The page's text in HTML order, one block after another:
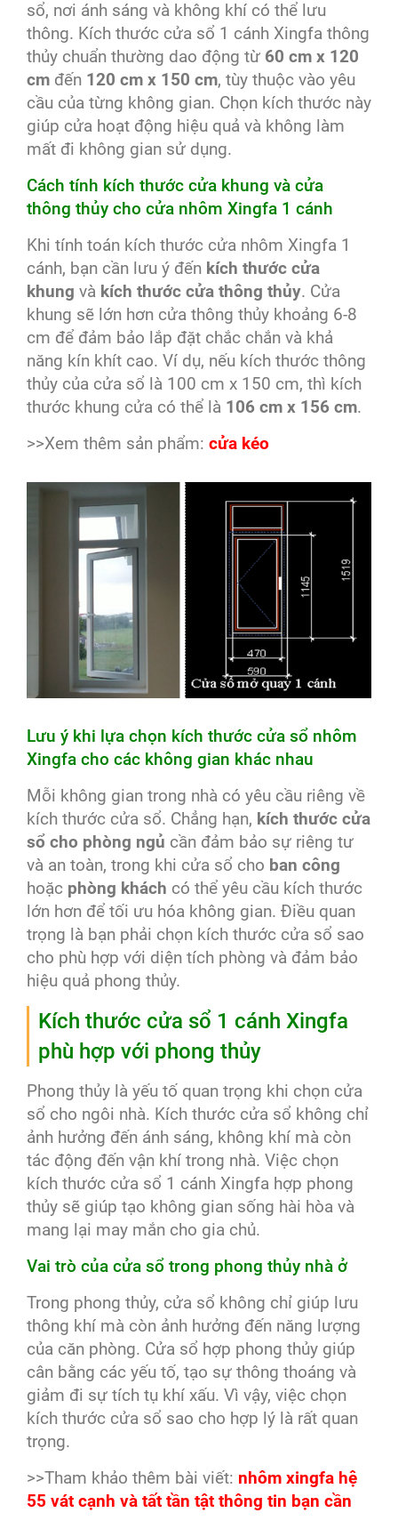
sổ, nơi ánh sáng và không khí có thể lưu
thông. Kích thước cửa sổ 1 cánh Xingfa thông
thủy chuẩn thường dao động từ 60 cm x 120
cm đến 120 cm x 150 cm, tùy thuộc vào yêu
cầu của từng không gian. Chọn kích thước này
giúp cửa hoạt động hiệu quả và không làm
mất đi không gian sử dụng.
Cách tính kích thước cửa khung và cửa
thông thủy cho cửa nhôm Xingfa 1 cánh
Khi tính toán kích thước cửa nhôm Xingfa 1
cánh, bạn cần lưu ý đến kích thước cửa
khung và kích thước cửa thông thủy. Cửa
khung sẽ lớn hơn cửa thông thủy khoảng 6-8
cm để đảm bảo lắp đặt chắc chắn và khả
năng kín khít cao. Ví dụ, nếu kích thước thông
thủy của cửa sổ là 100 cm x 150 cm, thì kích
thước khung cửa có thể là 106 cm x 156 cm.
>>Xem thêm sản phẩm: cửa kéo
Lưu ý khi lựa chọn kích thước cửa sổ nhôm
Xingfa cho các không gian khác nhau
Mỗi không gian trong nhà có yêu cầu riêng về
kích thước cửa sổ. Chẳng hạn, kích thước cửa
sổ cho phòng ngủ cần đảm bảo sự riêng tư
và an toàn, trong khi cửa sổ cho ban công
hoặc phòng khách có thể yêu cầu kích thước
lớn hơn để tối ưu hóa không gian. Điều quan
trọng là bạn phải chọn kích thước cửa sổ sao
cho phù hợp với diện tích phòng và đảm bảo
hiệu quả phong thủy.
Kích thước cửa sổ 1 cánh Xingfa
phù hợp với phong thủy
Phong thủy là yếu tố quan trọng khi chọn cửa
sổ cho ngôi nhà. Kích thước cửa sổ không chỉ
ảnh hưởng đến ánh sáng, không khí mà còn
tác động đến vận khí trong nhà. Việc chọn
kích thước cửa sổ 1 cánh Xingfa hợp phong
thủy sẽ giúp tạo không gian sống hài hòa và
mang lại may mắn cho gia chủ.
Vai trò của cửa sổ trong phong thủy nhà ở
Trong phong thủy, cửa sổ không chỉ giúp lưu
thông khí mà còn ảnh hưởng đến năng lượng
của căn phòng. Cửa sổ hợp phong thủy giúp
cân bằng các yếu tố, tạo sự thông thoáng và
giảm đi sự tích tụ khí xấu. Vì vậy, việc chọn
kích thước cửa sổ sao cho hợp lý là rất quan
trọng.
>>Tham khảo thêm bài viết: nhôm xingfa hệ
55 vát cạnh và tất tần tật thông tin bạn cần